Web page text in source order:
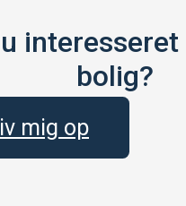
interesseret
bolig?
mig op